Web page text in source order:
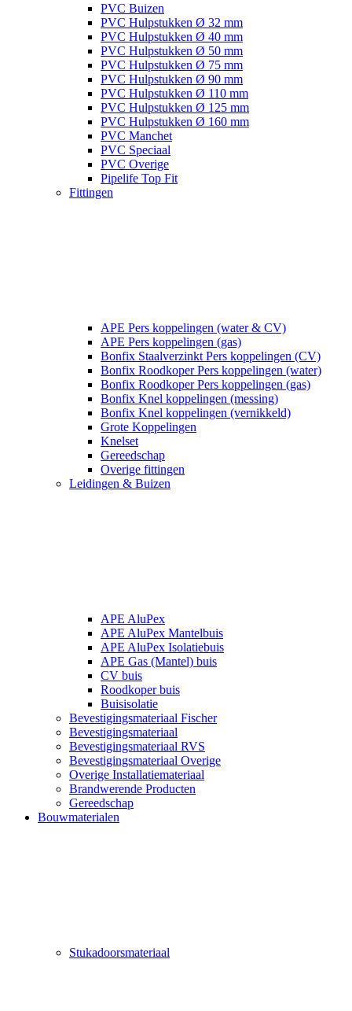
PVC Buizen
PVC Hulpstukken Ø 32 mm
PVC Hulpstukken Ø 40 mm
PVC Hulpstukken Ø 50 mm
PVC Hulpstukken Ø 75 mm
PVC Hulpstukken Ø 90 mm
PVC Hulpstukken Ø 110 mm
PVC Hulpstukken Ø 125 mm
PVC Hulpstukken Ø 160 mm
PVC Manchet
PVC Speciaal
PVC Overige
Pipelife Top Fit
Fittingen
APE Pers koppelingen (water & CV)
APE Pers koppelingen (gas)
Bonfix Staalverzinkt Pers koppelingen (CV)
Bonfix Roodkoper Pers koppelingen (water)
Bonfix Roodkoper Pers koppelingen (gas)
Bonfix Knel koppelingen (messing)
Bonfix Knel koppelingen (vernikkeld)
Grote Koppelingen
Knelset
Gereedschap
Overige fittingen
Leidingen & Buizen
APE AluPex
APE AluPex Mantelbuis
APE AluPex Isolatiebuis
APE Gas (Mantel) buis
CV buis
Roodkoper buis
Buisisolatie
Bevestigingsmateriaal Fischer
Bevestigingsmateriaal
Bevestigingsmateriaal RVS
Bevestigingsmateriaal Overige
Overige Installatiemateriaal
Brandwerende Producten
Gereedschap
Bouwmaterialen
Stukadoorsmateriaal